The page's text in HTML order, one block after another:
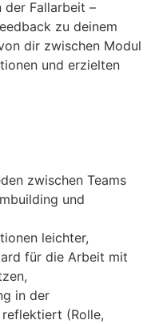
der Fallarbeit –
zu deinem
dir zwischen Modul
und erzielten
zwischen Teams
und
leichter,
für die Arbeit mit
in der
(Rolle,